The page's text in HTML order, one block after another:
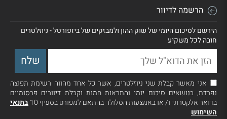
הרשמה לדיוור
הירשם לסיכום היומי של שוק ההון ולמבזקים של ביזפורטל - ניוזלטרים
חובה לכל משקיע
אני מאשר קבלת שני ניוזלטרים, אשר כל אחד מהווה רשימת תפוצה
נפרדת, בנושאים סיכום יומי והתראות חמות וקבלת דיוורים פרסומיים
בדואר אלקטרוני ו/ או באמצעות הסלולר בהתאם למפורט בסעיף 10
בתנאי
השימוש